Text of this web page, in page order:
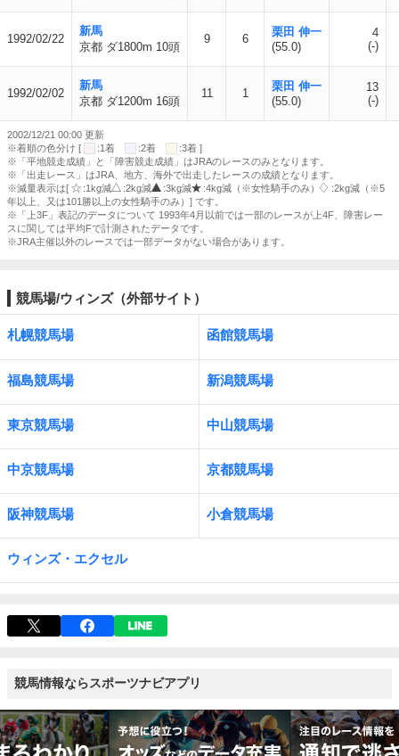
1992/02/22
新馬
京都 ダ1800m 10頭
9 6
栗田 伸一
(55.0)
4
(-)
1992/02/02
新馬
京都 ダ1200m 16頭
11 1
栗田 伸一
(55.0)
13
(-)
2002/12/21 00:00 更新
※着順の色分け [
:1着 :2着
:3着 ]
※「平地競走成績」と「障害競走成績」はJRAのレースのみとなります。
※「出走レース」はJRA、地方、海外で出走したレースの成績となります。
※減量表示は[
:1kg減 :2kg減 :3kg減 :4kg減（※女性騎手のみ）
:2kg減（※5
年以上、又は101勝以上の女性騎手のみ）] です。
※「上3F」表記のデータについて 1993年4月以前では一部のレースが上4F、障害レー
スに関しては平均Fで計測されたデータです。
※JRA主催以外のレースでは一部データがない場合があります。
競馬場/ウィンズ（外部サイト）
札幌競馬場 函館競馬場
福島競馬場 新潟競馬場
東京競馬場 中山競馬場
中京競馬場 京都競馬場
阪神競馬場 小倉競馬場
ウィンズ・エクセル
競馬情報ならスポーツナビアプリ